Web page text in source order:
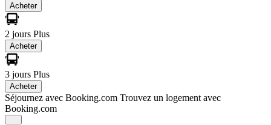
Acheter
2 jours Plus
Acheter
3 jours Plus
Acheter
Séjournez avec Booking.com Trouvez un logement avec
Booking.com